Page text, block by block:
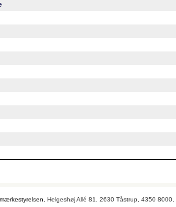
, Helgeshøj Allé 81, 2630 Tåstrup, 4350 8000,